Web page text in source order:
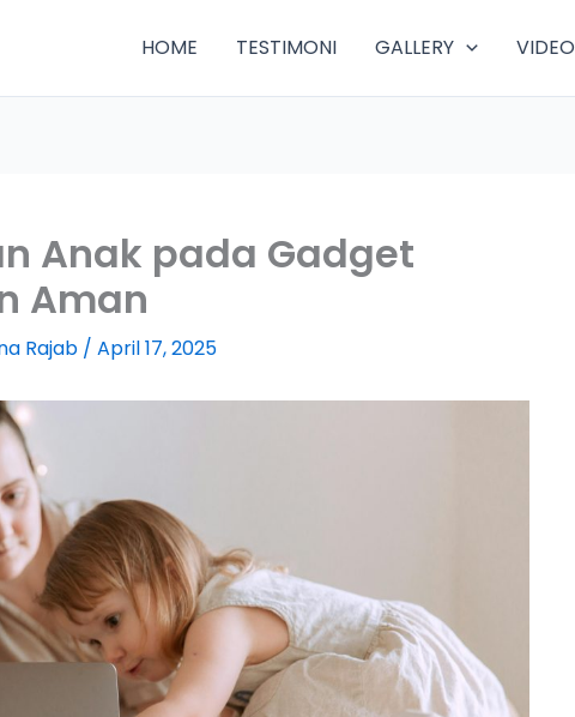
HOME TESTIMONI GALLERY VIDEO
Anak pada Gadget
Aman
Rajab / April 17, 2025